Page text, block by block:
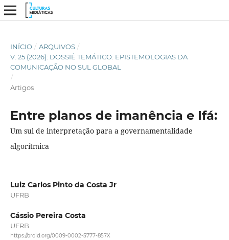
INÍCIO / ARQUIVOS /
V. 25 (2026): DOSSIÊ TEMÁTICO: EPISTEMOLOGIAS DA
COMUNICAÇÃO NO SUL GLOBAL
/
Artigos
Entre planos de imanência e Ifá:
Um sul de interpretação para a governamentalidade
algorítmica
Luiz Carlos Pinto da Costa Jr
UFRB
Cássio Pereira Costa
UFRB
https://orcid.org/0009-0002-5777-857X